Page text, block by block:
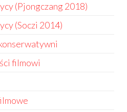
(Pjongczang 2018)
(Soczi 2014)
filmowi